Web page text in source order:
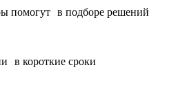
помогут в подборе решений
в короткие сроки